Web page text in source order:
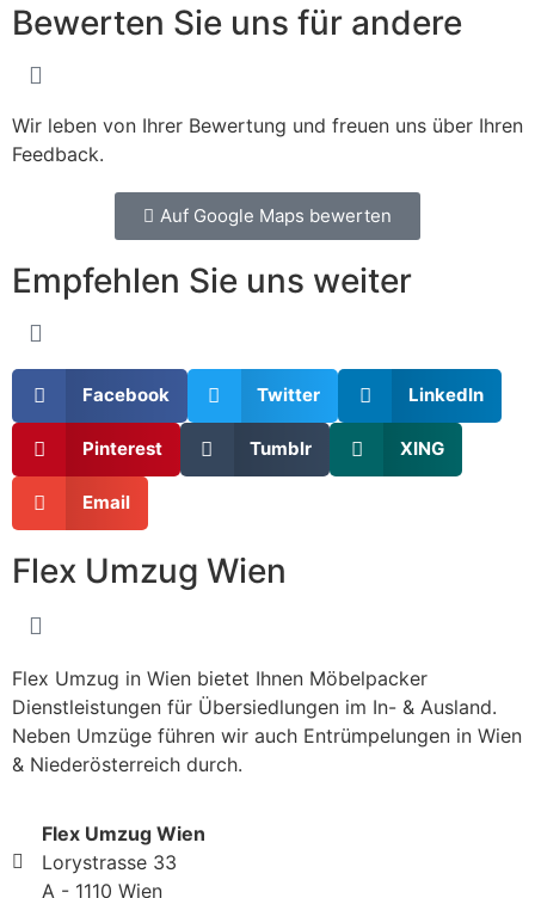
Bewerten Sie uns für andere
Wir leben von Ihrer Bewertung und freuen uns über Ihren
Feedback.
Auf Google Maps bewerten
Empfehlen Sie uns weiter
Facebook Twitter LinkedIn
Pinterest Tumblr XING
Email
Flex Umzug Wien
Flex Umzug in Wien bietet Ihnen Möbelpacker
Dienstleistungen für Übersiedlungen im In- & Ausland.
Neben Umzüge führen wir auch Entrümpelungen in Wien
& Niederösterreich durch.
Flex Umzug Wien
Lorystrasse 33
A - 1110 Wien